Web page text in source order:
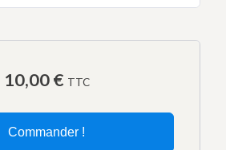
10,00€ TTC
Commander !